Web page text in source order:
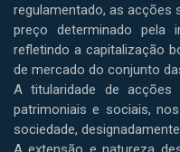
regulamentado, as acções
preço determinado pela
refletindo a capitalização
de mercado do conjunto
A titularidade de
patrimoniais e sociais,
sociedade,